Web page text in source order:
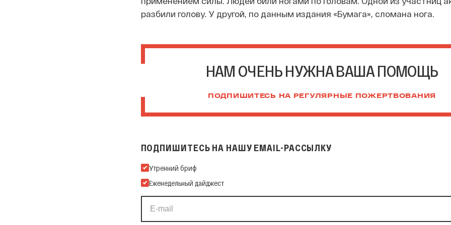
разбили голову. У другой, по данным издания «Бумага», сломана нога.
НАМ ОЧЕНЬ НУЖНА ВАША ПОМОЩЬ
ПОДПИШИТЕСЬ НА РЕГУЛЯРНЫЕ ПОЖЕРТВОВАНИЯ
ПОДПИШИТЕСЬ НА НАШУ EMAIL-РАССЫЛКУ
Подпишитесь на нашу Email-рассылку
Утренний бриф
Еженедельный дайджест